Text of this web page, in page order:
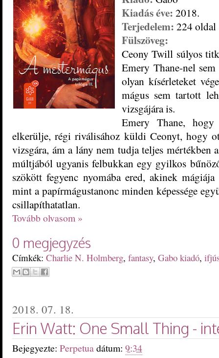
Kiadás éve: 2018.
Terjedelem: 224 oldal
Fülszöveg:
Ceony Twill súlyos
Emery Thane-nel
olyan kísérleteket
mágus sem tartott
vizsgájára is.
Emery Thane, hogy
elkerülje, régi riválisához küldi Ceonyt, hogy
vizsgára, ám a lány nem tudja teljes mértékben
múltjából ugyanis felbukkan egy gyilkos
szökött fegyenc nyomába ered, akinek
mint a papírmágustanonc minden képessége
csillapíthatatlan.
Tovább olvasom »
0 megjegyzés
Címkék: Charlie N. Holmberg, fantasy, Gabo kiadó,
2018. 07. 18.
Erin Watt: One Small Thing -
Bejegyezte: Perpetuadátum: 9:34